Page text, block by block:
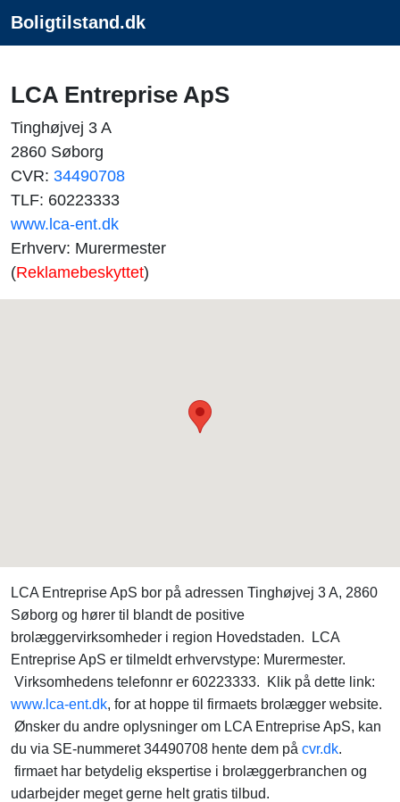
Boligtilstand.dk
LCA Entreprise ApS
Tinghøjvej 3 A
2860 Søborg
CVR: 34490708
TLF: 60223333
www.lca-ent.dk
Erhverv: Murermester
(Reklamebeskyttet)
LCA Entreprise ApS bor på adressen Tinghøjvej 3 A, 2860
Søborg og hører til blandt de positive
brolæggervirksomheder i region Hovedstaden. LCA
Entreprise ApS er tilmeldt erhvervstype: Murermester.
Virksomhedens telefonnr er 60223333. Klik på dette link:
www.lca-ent.dk, for at hoppe til firmaets brolægger website.
Ønsker du andre oplysninger om LCA Entreprise ApS, kan
du via SE-nummeret 34490708 hente dem på cvr.dk.
firmaet har betydelig ekspertise i brolæggerbranchen og
udarbejder meget gerne helt gratis tilbud.